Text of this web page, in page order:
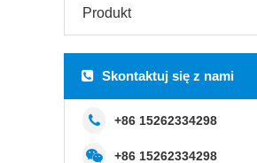
Produkt
Skontaktuj się z nami
+86 15262334298
+86 15262334298